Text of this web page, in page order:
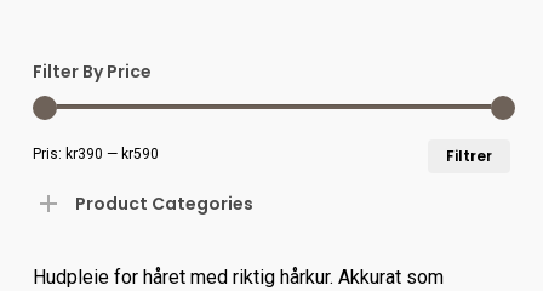
Filter By Price
Filtrer
Pris: kr390 — kr590
Product Categories
Hudpleie for håret med riktig hårkur. Akkurat som